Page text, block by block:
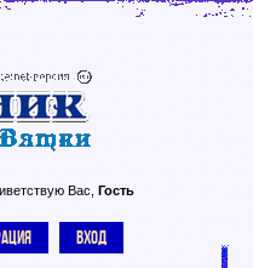
Вас Гость
ВХОД